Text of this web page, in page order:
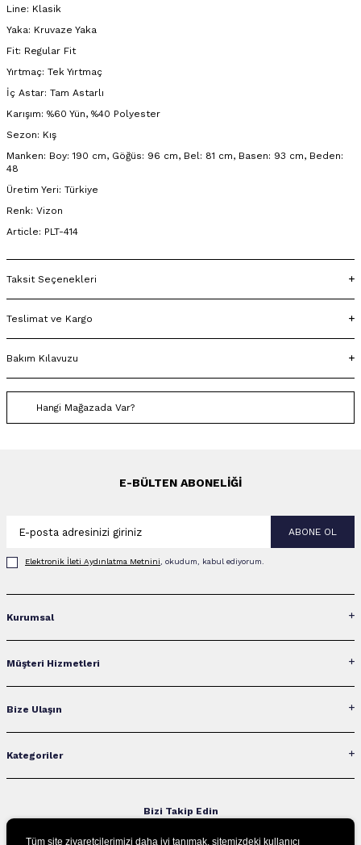
Line: Klasik
Yaka: Kruvaze Yaka
Fit: Regular Fit
Yırtmaç: Tek Yırtmaç
İç Astar: Tam Astarlı
Karışım: %60 Yün, %40 Polyester
Sezon: Kış
Manken: Boy: 190 cm, Göğüs: 96 cm, Bel: 81 cm, Basen: 93 cm, Beden:
48
Üretim Yeri: Türkiye
Renk: Vizon
Article: PLT-414
Taksit Seçenekleri
Teslimat ve Kargo
Bakım Kılavuzu
Hangi Mağazada Var?
E-BÜLTEN ABONELIĞI
ABONE OL
Elektronik İleti Aydınlatma Metni‌ni, okudum, kabul ediyorum.
Kurumsal
Müşteri Hizmetleri
Bize Ulaşın
Kategoriler
Bizi Takip Edin
Tüm site ziyaretçilerimizi daha iyi tanımak, sitemizdeki kullanıcı